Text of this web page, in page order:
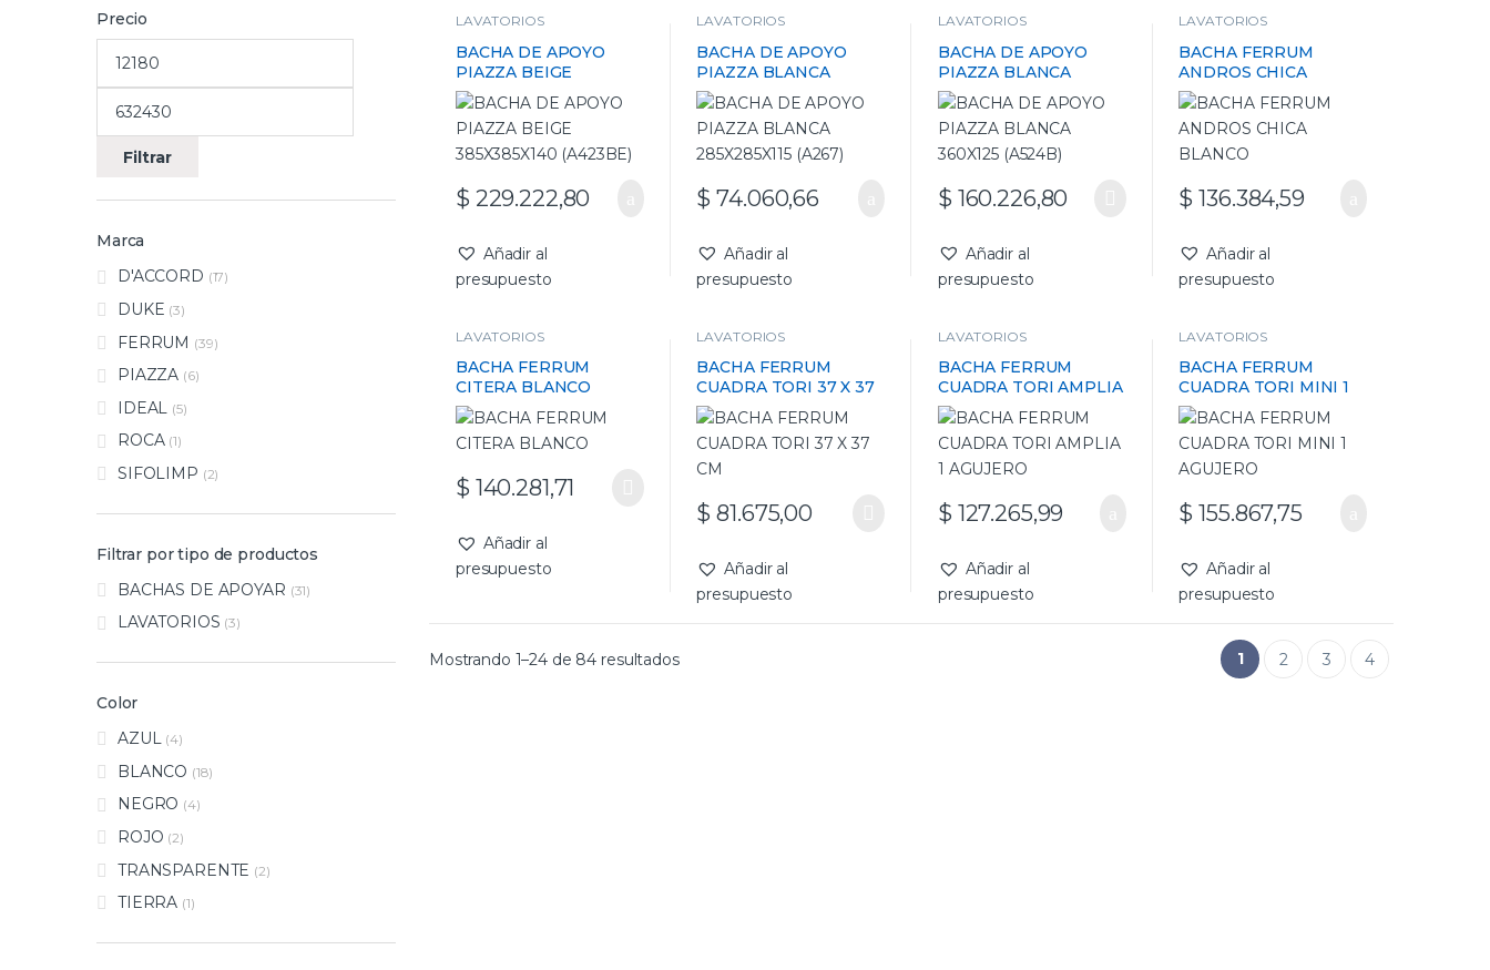
LAVATORIOS
BACHA DE APOYO
PIAZZA BEIGE
385X385X140 (A423BE)
$ 229.222,80
Añadir al
presupuesto
LAVATORIOS
BACHA DE APOYO
PIAZZA BLANCA
285X285X115 (A267)
$ 74.060,66
Añadir al
presupuesto
LAVATORIOS
BACHA DE APOYO
PIAZZA BLANCA
360X125 (A524B)
$ 160.226,80
Añadir al
presupuesto
LAVATORIOS
BACHA FERRUM
ANDROS CHICA
BLANCO
$ 136.384,59
Añadir al
presupuesto
LAVATORIOS
BACHA FERRUM
CITERA BLANCO
$ 140.281,71
Añadir al
presupuesto
LAVATORIOS
BACHA FERRUM
CUADRA TORI 37 X 37
CM
$ 81.675,00
Añadir al
presupuesto
LAVATORIOS
BACHA FERRUM
CUADRA TORI AMPLIA
1 AGUJERO
$ 127.265,99
Añadir al
presupuesto
LAVATORIOS
BACHA FERRUM
CUADRA TORI MINI 1
AGUJERO
$ 155.867,75
Añadir al
presupuesto
Mostrando 1–24 de 84 resultados 1 2 3 4
Precio
Filtrar
Marca
D'ACCORD (17)
DUKE (3)
FERRUM (39)
PIAZZA (6)
IDEAL (5)
ROCA (1)
SIFOLIMP (2)
Filtrar por tipo de productos
BACHAS DE APOYAR (31)
LAVATORIOS (3)
Color
AZUL (4)
BLANCO (18)
NEGRO (4)
ROJO (2)
TRANSPARENTE (2)
TIERRA (1)